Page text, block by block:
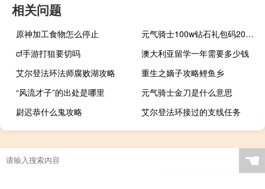
相关问题
原神加工食物怎么停止
元气骑士100w钻石礼包码2021三月最新
cf手游打狙要切吗
澳大利亚留学一年需要多少钱
艾尔登法环法师腐败湖攻略
重生之嫡子攻略鲤鱼乡
“风流才子”的出处是哪里
元气骑士金刀是什么意思
尉迟恭什么鬼攻略
艾尔登法环接过的支线任务
☚